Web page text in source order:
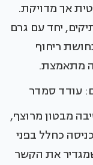
אך מדויקת.
יחד עם גרם
ריחוף
מתאמצת.
עודד סמדר
מבטון מרוצף,
כחלל בפני
את הקשר